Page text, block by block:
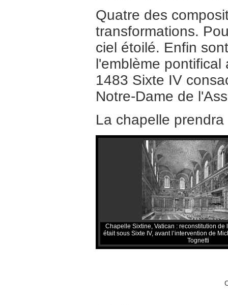
Quatre des
transformations.
ciel étoilé. Enfin
l'emblème
1483 Sixte IV
Notre-Dame de
La chapelle
Chapelle Sixtine, Vatican : reconstitution de
était sous Sixte IV, avant l’intervention de
Tognetti